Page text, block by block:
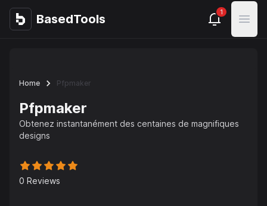
BasedTools
BasedTools 1
Open
Home Pfpmaker
Pfpmaker
Obtenez instantanément des centaines de magnifiques
designs
0 Reviews